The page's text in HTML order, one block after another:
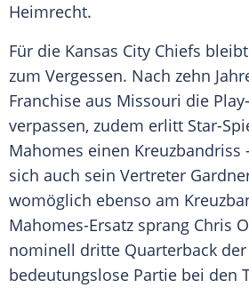
Heimrecht.
Für die Kansas City Chiefs
zum Vergessen. Nach zehn
Franchise aus Missouri die
verpassen, zudem erlitt Star-
Mahomes einen Kreuzbandriss
sich auch sein Vertreter
womöglich ebenso am
Mahomes-Ersatz sprang Chris
nominell dritte Quarterback der
bedeutungslose Partie bei den